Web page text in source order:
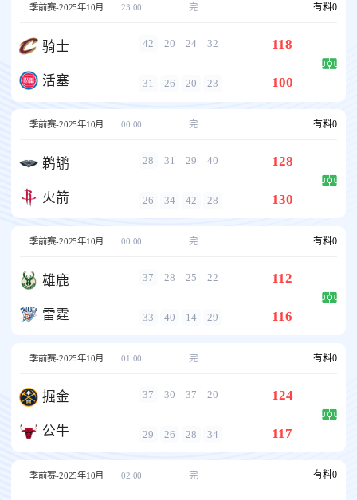
季前赛-2025年10月 23:00 完 有料0
骑士
活塞
42 20 24 32
31 26 20 23
118
100
季前赛-2025年10月 00:00 完 有料0
鹈鹕
火箭
28 31 29 40
26 34 42 28
128
130
季前赛-2025年10月 00:00 完 有料0
雄鹿
雷霆
37 28 25 22
33 40 14 29
112
116
季前赛-2025年10月 01:00 完 有料0
掘金
公牛
37 30 37 20
29 26 28 34
124
117
季前赛-2025年10月 02:00 完 有料0